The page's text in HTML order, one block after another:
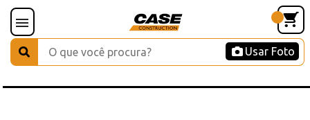
Usar Foto